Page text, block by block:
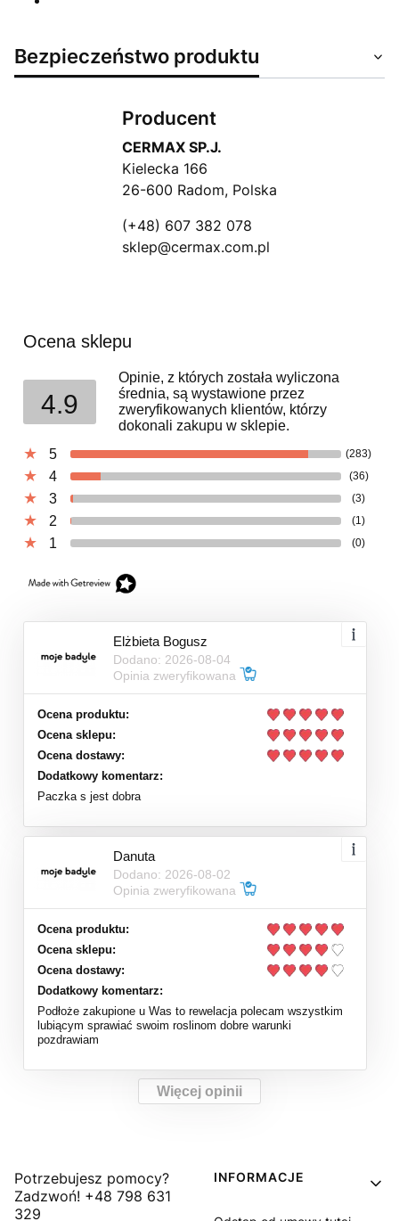
Bezpieczeństwo produktu
Producent
CERMAX SP.J.
Kielecka 166
26-600 Radom, Polska
(+48) 607 382 078
sklep@cermax.com.pl
Ocena sklepu
4.9
Opinie, z których została wyliczona
średnia, są wystawione przez
zweryfikowanych klientów, którzy
dokonali zakupu w sklepie.
5
(283)
4 (36)
3 (3)
2 (1)
1 (0)
Elżbieta Bogusz
Dodano: 2026-08-04
Opinia zweryfikowana
Ocena produktu:
Ocena sklepu:
Ocena dostawy:
Dodatkowy komentarz:
Paczka s jest dobra
Danuta
Dodano: 2026-08-02
Opinia zweryfikowana
Ocena produktu:
Ocena sklepu:
Ocena dostawy:
Dodatkowy komentarz:
Podłoże zakupione u Was to rewelacja polecam wszystkim
lubiącym sprawiać swoim roslinom dobre warunki
pozdrawiam
Więcej opinii
Potrzebujesz pomocy?
Zadzwoń! +48 798 631
329
Linki w stopce
INFORMACJE